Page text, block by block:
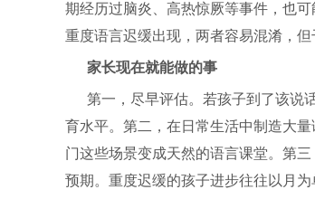
期经历过脑炎、高热惊厥等事件，也
重度语言迟缓出现，两者容易混淆，
家长现在就能做的事
第一，尽早评估。若孩子到了该说
育水平。第二，在日常生活中制造大
门这些场景变成天然的语言课堂。第
预期。重度迟缓的孩子进步往往以月